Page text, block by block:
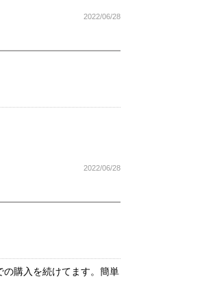
2022/06/28
2022/06/28
購入を続けてます。簡単